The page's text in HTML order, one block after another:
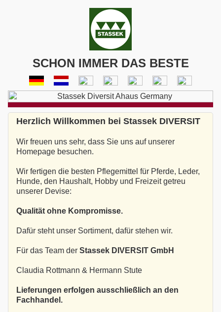
SCHON IMMER DAS BESTE
Herzlich Willkommen bei Stassek DIVERSIT
Wir freuen uns sehr, dass Sie uns auf unserer
Homepage besuchen.
Wir fertigen die besten Pflegemittel für Pferde, Leder,
Hunde, den Haushalt, Hobby und Freizeit getreu
unserer Devise:
Qualität ohne Kompromisse.
Dafür steht unser Sortiment, dafür stehen wir.
Für das Team der Stassek DIVERSIT GmbH
Claudia Rottmann & Hermann Stute
Lieferungen erfolgen ausschließlich an den
Fachhandel.